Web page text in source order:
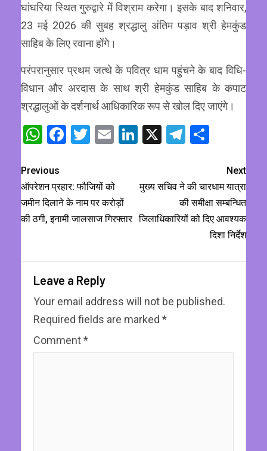
घांघरिया स्थित गुरुद्वारे में विश्राम करेगा। इसके बाद शनिवार,
23 मई 2026 की सुबह श्रद्धालु अंतिम पड़ाव श्री हेमकुंड
साहिब के लिए रवाना होंगे।
परंपरानुसार प्रथम जत्थे के पवित्र धाम पहुंचने के बाद विधि-
विधान और अरदास के साथ श्री हेमकुंड साहिब के कपाट
श्रद्धालुओं के दर्शनार्थ आधिकारिक रूप से खोल दिए जाएंगे।
WhatsApp
Facebook
Twitter
EmailLinkedIn
X Telegram
Previous
ऑपरेशन प्रहार: फौजियों को
जमीन दिलाने के नाम पर करोड़ों
की ठगी, इनामी जालसाज गिरफ्तार
Next
मुख्य सचिव ने की चारधाम यात्रा
की समीक्षा सम्बन्धित
जिलाधिकारियों को दिए आवश्यक
दिशा निर्देश
Leave a Reply
Your email address will not be published.
Required fields are marked *
Comment*